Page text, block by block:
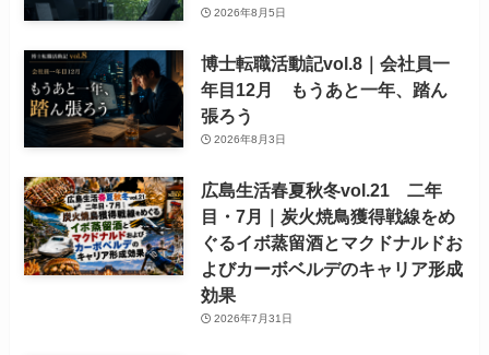
2026年8月5日
博士転職活動記vol.8｜会社員一
年目12月 もうあと一年、踏ん
張ろう
2026年8月3日
広島生活春夏秋冬vol.21 二年
目・7月｜炭火焼鳥獲得戦線をめ
ぐるイボ蒸留酒とマクドナルドお
よびカーボベルデのキャリア形成
効果
2026年7月31日